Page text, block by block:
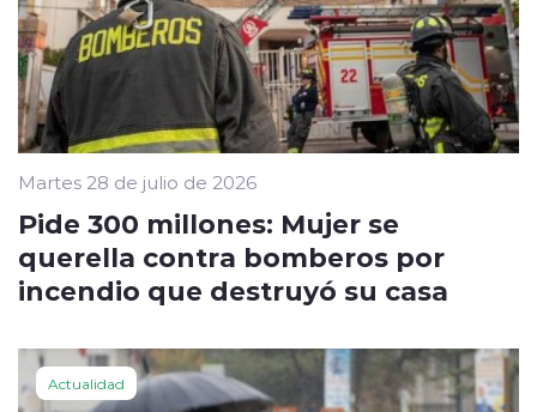
Martes 28 de julio de 2026
Pide 300 millones: Mujer se
querella contra bomberos por
incendio que destruyó su casa
Actualidad